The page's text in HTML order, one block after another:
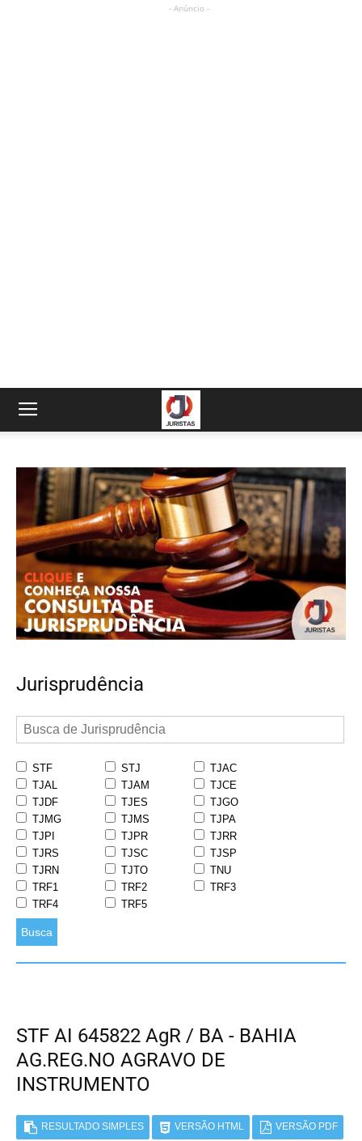
- Anúncio -
Jurisprudência
STF STJ
TJAC
TJAL
TJAM
TJCE
TJDF
TJES
TJGO
TJMG
TJMS
TJPA
TJPI
TJPR
TJRR
TJRS
TJSC
TJSP
TJRN
TJTO
TNU
TRF1
TRF2
TRF3
TRF4
TRF5
Busca
STF AI 645822 AgR / BA - BAHIA
AG.REG.NO AGRAVO DE
INSTRUMENTO
RESULTADO SIMPLES VERSÃO HTML VERSÃO PDF